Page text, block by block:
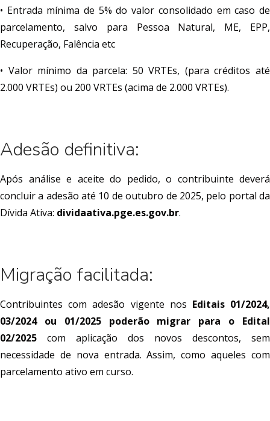
• Entrada mínima de 5% do valor consolidado em caso de
parcelamento, salvo para Pessoa Natural, ME, EPP,
Recuperação, Falência etc
• Valor mínimo da parcela: 50 VRTEs, (para créditos até
2.000 VRTEs) ou 200 VRTEs (acima de 2.000 VRTEs).
Adesão definitiva:
Após análise e aceite do pedido, o contribuinte deverá
concluir a adesão até 10 de outubro de 2025, pelo portal da
Dívida Ativa: dividaativa.pge.es.gov.br.
Migração facilitada:
Contribuintes com adesão vigente nos Editais 01/2024,
03/2024 ou 01/2025 poderão migrar para o Edital
02/2025 com aplicação dos novos descontos, sem
necessidade de nova entrada. Assim, como aqueles com
parcelamento ativo em curso.